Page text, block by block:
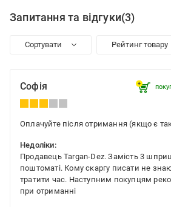
Запитання та відгуки(3)
Сортувати Рейтинг товару
Софія
Оплачуйте після отримання (якщо є
Недоліки:
Продавець Targan-Dez. Замість 3
поштоматі. Кому скаргу писати не
тратити час. Наступним покупцям
при отриманні